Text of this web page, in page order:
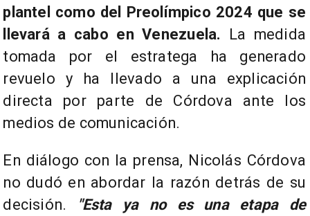
plantel como del Preolímpico 2024 que se
llevará a cabo en Venezuela. La medida
tomada por el estratega ha generado
revuelo y ha llevado a una explicación
directa por parte de Córdova ante los
medios de comunicación.
En diálogo con la prensa, Nicolás Córdova
no dudó en abordar la razón detrás de su
decisión.
"Esta ya no es una etapa de